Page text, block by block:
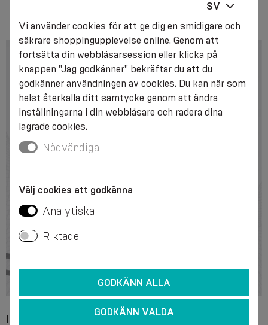
SV
Vi använder cookies för att ge dig en smidigare och
säkrare shoppingupplevelse online. Genom att
fortsätta din webbläsarsession eller klicka på
knappen "Jag godkänner" bekräftar du att du
godkänner användningen av cookies. Du kan när som
helst återkalla ditt samtycke genom att ändra
inställningarna i din webbläsare och radera dina
lagrade cookies.
Nödvändiga
Välj cookies att godkänna
Analytiska
Riktade
GODKÄNN ALLA
GODKÄNN VALDA